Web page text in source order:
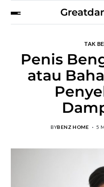
TAK
Penis
atau
BYBENZ HOME 5